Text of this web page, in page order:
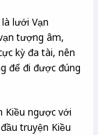
lưới Vạn
tượng âm,
kỳ đa tài, nên
để đi được đúng
Kiều ngược với
truyện Kiều